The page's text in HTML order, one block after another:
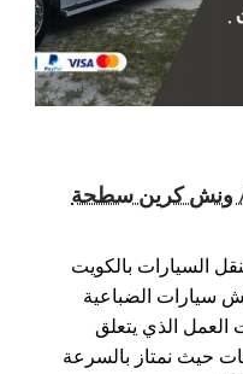
الضباعية / 65557275 / ونش كرين سطحة
السيارات بالكويت
سيارات الضباعية
الذي يتعلق
حيث نمتاز بالسرعة